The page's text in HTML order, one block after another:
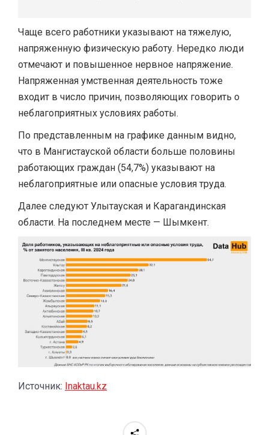
Чаще всего работники указывают на тяжелую,
напряженную физическую работу. Нередко люди
отмечают и повышенное нервное напряжение.
Напряженная умственная деятельность тоже
входит в число причин, позволяющих говорить о
неблагоприятных условиях работы.
По представленным на графике данным видно,
что в Мангистауской области больше половины
работающих граждан (54,7%) указывают на
неблагоприятные или опасные условия труда.
Далее следуют Улытауская и Карагандинская
области. На последнем месте — Шымкент.
Источник: Inaktau.kz